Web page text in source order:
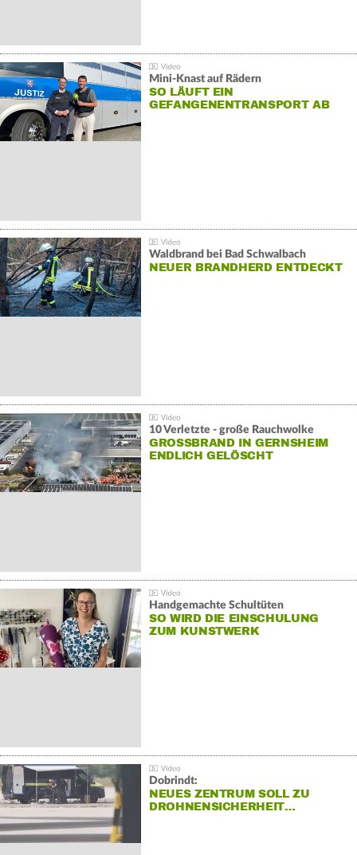
Mini-Knast auf Rädern
SO LÄUFT EIN
GEFANGENENTRANSPORT AB
Waldbrand bei Bad Schwalbach
NEUER BRANDHERD ENTDECKT
10 Verletzte - große Rauchwolke
GROSSBRAND IN GERNSHEIM E
NDLICH GELÖSCHT
Handgemachte Schultüten
SO WIRD DIE EINSCHULUNG
ZUM KUNSTWERK
Dobrindt:
NEUES ZENTRUM SOLL ZU
DROHNENSICHERHEIT…